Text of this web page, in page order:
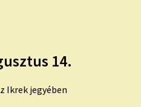
14.
Ikrek jegyében